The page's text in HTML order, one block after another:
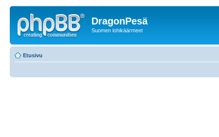
DragonPesä
Suomen lohikäärmeet
Etusivu